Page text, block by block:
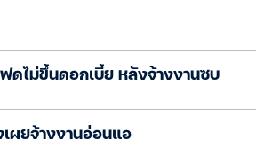
ดไม่ขึ้นดอกเบี้ย หลังจ้างงานซบ
ผยจ้างงานอ่อนแอ